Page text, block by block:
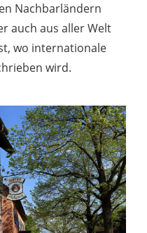
Nachbarländern
auch aus aller Welt
wo internationale
wird.